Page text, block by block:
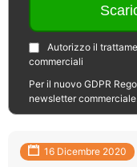
Autorizzo il
commerciali
Per il nuovo GDPR
newsletter
16 Dicembre 2020